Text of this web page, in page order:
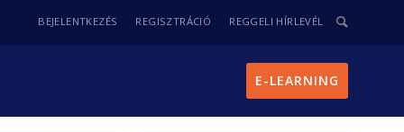
BEJELENTKEZÉS REGISZTRÁCIÓ REGGELI HÍRLEVÉL
E-LEARNING